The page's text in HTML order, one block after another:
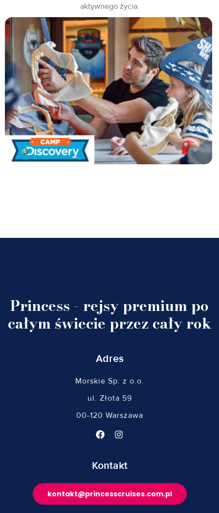
aktywnego życia.
Princess - rejsy premium po
całym świecie przez cały rok
Adres
Morskie Sp. z o.o.
ul. Złota 59
00-120 Warszawa
Kontakt
kontakt@princesscruises.com.pl